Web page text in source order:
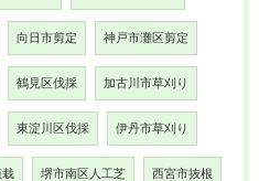
向日市剪定 神戸市灘区剪定
鶴見区伐採 加古川市草刈り
東淀川区伐採 伊丹市草刈り
栽 堺市南区人工芝 西宮市抜根